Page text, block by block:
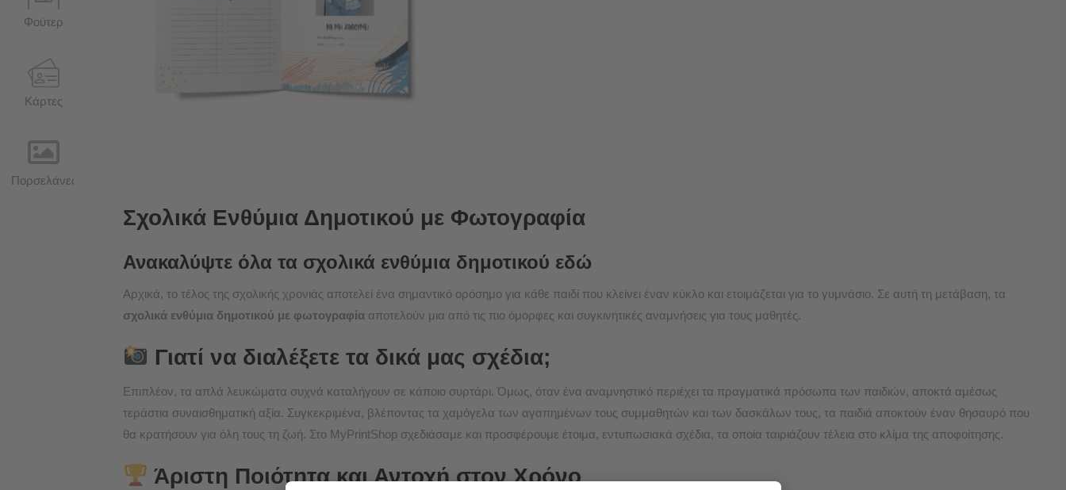
Φούτερ
Κάρτες
Πορσελάνες
Σχολικά Ενθύμια Δημοτικού με Φωτογραφία
Ανακαλύψτε όλα τα σχολικά ενθύμια δημοτικού εδώ
Αρχικά, το τέλος της σχολικής χρονιάς αποτελεί ένα σημαντικό ορόσημο για κάθε παιδί που κλείνει έναν κύκλο και ετοιμάζεται για το γυμνάσιο. Σε αυτή τη μετάβαση, τα
σχολικά ενθύμια δημοτικού με φωτογραφία αποτελούν μια από τις πιο όμορφες και συγκινητικές αναμνήσεις για τους μαθητές.
Γιατί να διαλέξετε τα δικά μας σχέδια;
Επιπλέον, τα απλά λευκώματα συχνά καταλήγουν σε κάποιο συρτάρι. Όμως, όταν ένα αναμνηστικό περιέχει τα πραγματικά πρόσωπα των παιδιών, αποκτά αμέσως
τεράστια συναισθηματική αξία. Συγκεκριμένα, βλέποντας τα χαμόγελα των αγαπημένων τους συμμαθητών και των δασκάλων τους, τα παιδιά αποκτούν έναν θησαυρό που
θα κρατήσουν για όλη τους τη ζωή. Στο MyPrintShop σχεδιάσαμε και προσφέρουμε έτοιμα, εντυπωσιακά σχέδια, τα οποία ταιριάζουν τέλεια στο κλίμα της αποφοίτησης.
Άριστη Ποιότητα και Αντοχή στον Χρόνο